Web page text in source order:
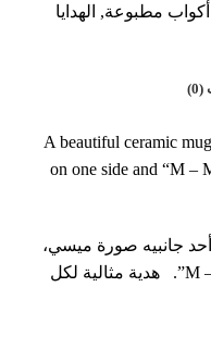
أكواب مطبوعة, الهدايا
A beautiful ceramic
on one side and “M –
جانبيه صورة ميسي،
وعلى الجانب الآخر عبارة “M – MESSI”. هدية مثالية لكل